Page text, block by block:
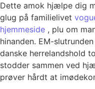
Dette amok hjælpe dig
glug på familielivet
hjemmeside , plu om
hinanden. EM-
danske herrelandshold
stodder sammen ved
prøver hårdt at